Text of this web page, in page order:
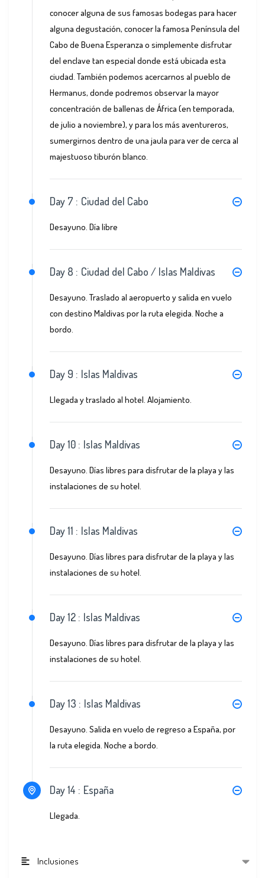
conocer alguna de sus famosas bodegas para hacer
alguna degustación, conocer la famosa Península del
Cabo de Buena Esperanza o simplemente disfrutar
del enclave tan especial donde está ubicada esta
ciudad. También podemos acercarnos al pueblo de
Hermanus, donde podremos observar la mayor
concentración de ballenas de África (en temporada,
de julio a noviembre), y para los más aventureros,
sumergirnos dentro de una jaula para ver de cerca al
majestuoso tiburón blanco.
Day 7 : Ciudad del Cabo
Desayuno. Día libre
Day 8 : Ciudad del Cabo / Islas Maldivas
Desayuno. Traslado al aeropuerto y salida en vuelo
con destino Maldivas por la ruta elegida. Noche a
bordo.
Day 9 : Islas Maldivas
Llegada y traslado al hotel. Alojamiento.
Day 10 : Islas Maldivas
Desayuno. Días libres para disfrutar de la playa y las
instalaciones de su hotel.
Day 11 : Islas Maldivas
Desayuno. Días libres para disfrutar de la playa y las
instalaciones de su hotel.
Day 12 : Islas Maldivas
Desayuno. Días libres para disfrutar de la playa y las
instalaciones de su hotel.
Day 13 : Islas Maldivas
Desayuno. Salida en vuelo de regreso a España, por
la ruta elegida. Noche a bordo.
Day 14 : España
Llegada.
Inclusiones